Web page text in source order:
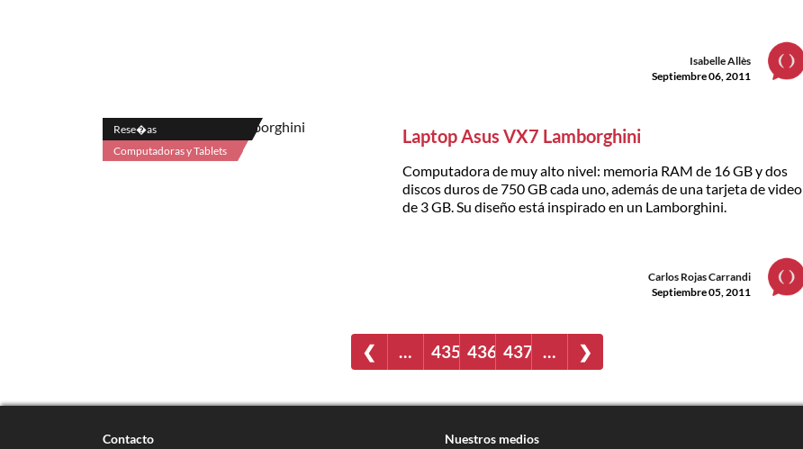
Isabelle Allès
Septiembre 06, 2011
Rese�as
Computadoras y Tablets
Laptop Asus VX7 Lamborghini
Computadora de muy alto nivel: memoria RAM de 16 GB y dos
discos duros de 750 GB cada uno, además de una tarjeta de video
de 3 GB. Su diseño está inspirado en un Lamborghini.
Carlos Rojas Carrandi
Septiembre 05, 2011
❮ … 435 436 437 … ❯
Contacto Nuestros medios